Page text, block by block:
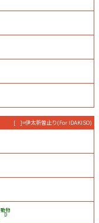
[ ]=伊太祈曽止り(For IDAKISO)
動物
D